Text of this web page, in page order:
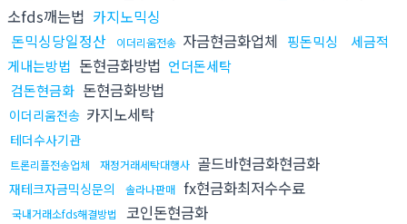
소fds깨는법 카지노믹싱
돈믹싱당일정산
이더리움전송 자금현금화업체 핑돈믹싱
세금적
게내는방법 돈현금화방법 언더돈세탁
검돈현금화 돈현금화방법
이더리움전송 카지노세탁
테더수사기관
트론리플전송업체 재정거래세탁대행사 골드바현금화현금화
재테크자금믹싱문의 솔라나판매 fx현금화최저수수료
국내거래소fds해결방법 코인돈현금화